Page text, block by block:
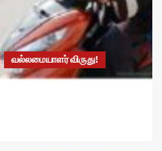
வல்லமையாளர் விருது!